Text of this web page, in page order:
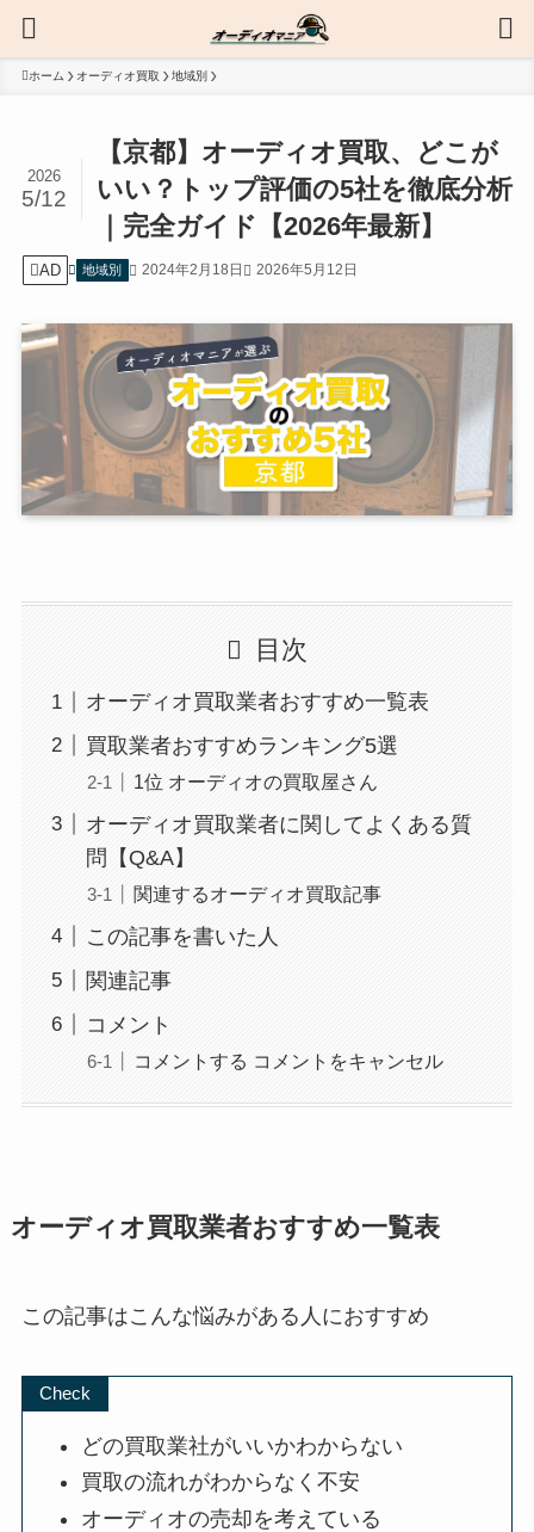
ホーム オーディオ買取 地域別
【京都】オーディオ買取、どこが
いい？トップ評価の5社を徹底分析
｜完全ガイド【2026年最新】
2026
5/12
AD 地域別 2024年2月18日 2026年5月12日
目次
オーディオ買取業者おすすめ一覧表
買取業者おすすめランキング5選
1位 オーディオの買取屋さん
オーディオ買取業者に関してよくある質
問【Q&A】
関連するオーディオ買取記事
この記事を書いた人
関連記事
コメント
コメントする コメントをキャンセル
オーディオ買取業者おすすめ一覧表
この記事はこんな悩みがある人におすすめ
Check
どの買取業社がいいかわからない
買取の流れがわからなく不安
オーディオの売却を考えている